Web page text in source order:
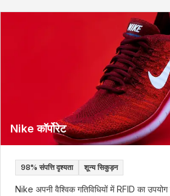
Nike कॉर्पोरेट
98% संपत्ति दृश्यता शून्य सिकुड़न
Nike अपनी वैश्विक गतिविधियों में RFID का